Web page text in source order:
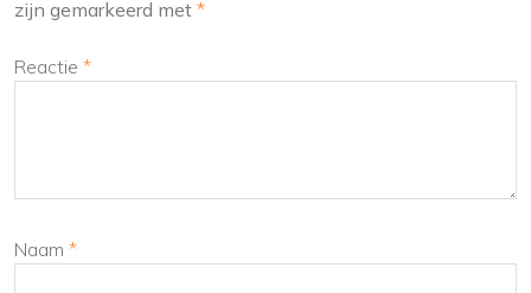
zijn gemarkeerd met *
Reactie *
Naam *